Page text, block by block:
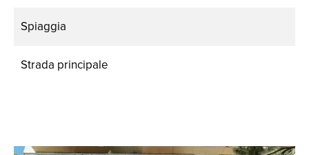
Spiaggia
Strada principale